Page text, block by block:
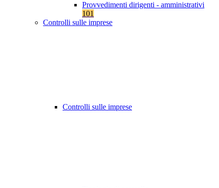
Provvedimenti dirigenti - amministrativi
101
Controlli sulle imprese
Controlli sulle imprese